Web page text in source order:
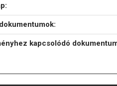
kapcsolódó